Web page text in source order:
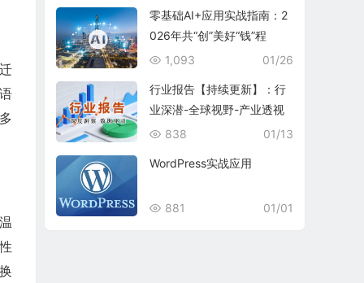
零基础AI+应用实战指南：2
026年共“创”美好“钱”程
01/26
1,093
行业报告【持续更新】：行
业深潜-全球视野-产业透视
01/13
838
WordPress实战应用
01/01
881